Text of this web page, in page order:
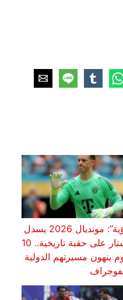
“رؤية”: مونديال 2026 يسدل
الستار على حقبة تاريخية.. 10
ينهون مسيرتهم الدولية